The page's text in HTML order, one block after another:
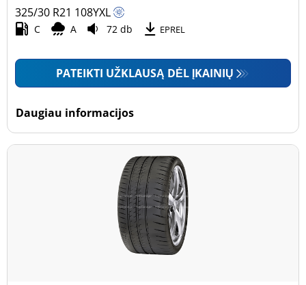
325/30 R21 108YXL
C A 72 db EPREL
PATEIKTI UŽKLAUSĄ DĖL ĮKAINIŲ
Daugiau informacijos